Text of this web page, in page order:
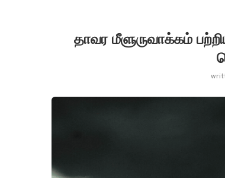
தாவர மீளுருவாக்கம்